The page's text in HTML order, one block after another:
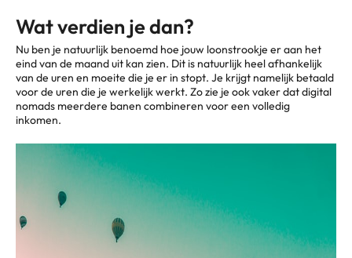
Wat verdien je dan?
Nu ben je natuurlijk benoemd hoe jouw loonstrookje er aan het
eind van de maand uit kan zien. Dit is natuurlijk heel afhankelijk
van de uren en moeite die je er in stopt. Je krijgt namelijk betaald
voor de uren die je werkelijk werkt. Zo zie je ook vaker dat digital
nomads meerdere banen combineren voor een volledig
inkomen.